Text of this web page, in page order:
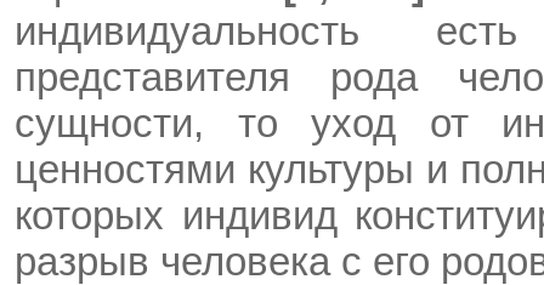
индивидуальность
представителя рода
сущности, то уход от
ценностями культуры и
которых индивид
разрыв человека с его